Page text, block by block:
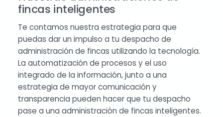
fincas inteligentes
Te contamos nuestra estrategia para que
puedas dar un impulso a tu despacho de
administración de fincas utilizando la tecnología.
La automatización de procesos y el uso
integrado de la información, junto a una
estrategia de mayor comunicación y
transparencia pueden hacer que tu despacho
pase a una administración de fincas inteligentes.